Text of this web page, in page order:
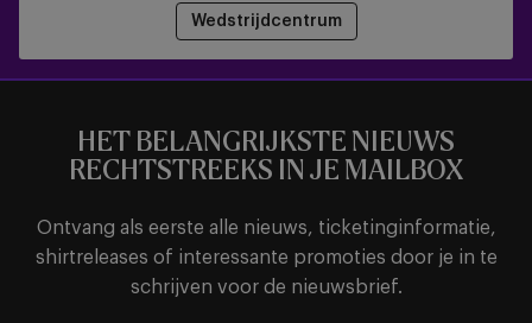
Wedstrijdcentrum
HET BELANGRIJKSTE NIEUWS
RECHTSTREEKS IN JE MAILBOX
Ontvang als eerste alle nieuws, ticketinginformatie,
shirtreleases of interessante promoties door je in te
schrijven voor de nieuwsbrief.